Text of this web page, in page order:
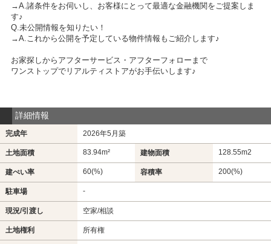
→A.諸条件をお伺いし、お客様にとって最適な金融機関をご提案しま
す♪
Q.未公開情報を知りたい！
→A.これから公開を予定している物件情報もご紹介します♪
お家探しからアフターサービス・アフターフォローまで
ワンストップでリアルティストアがお手伝いします♪
詳細情報
完成年 2026年5月築
土地面積 83.94m² 建物面積 128.55m2
建ぺい率 60(%) 容積率 200(%)
駐車場 -
現況/引渡し 空家/相談
土地権利 所有権